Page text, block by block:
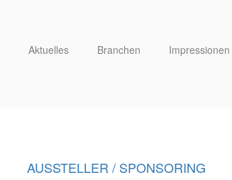
Aktuelles Branchen Impressionen
AUSSTELLER / SPONSORING